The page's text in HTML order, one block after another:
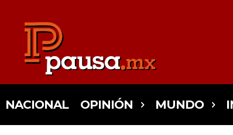
NACIONAL OPINIÓN MUNDO